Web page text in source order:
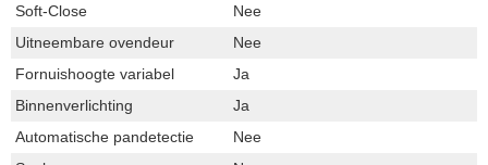
Soft-Close
Nee
Uitneembare ovendeur
Nee
Fornuishoogte variabel
Ja
Binnenverlichting
Ja
Automatische pandetectie
Nee